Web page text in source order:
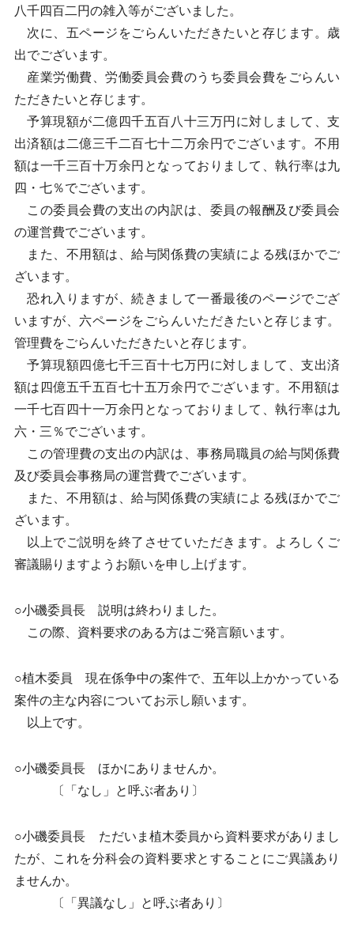
八千四百二円の雑入等がございました。
次に、五ページをごらんいただきたいと存じます。歳
出でございます。
産業労働費、労働委員会費のうち委員会費をごらんい
ただきたいと存じます。
予算現額が二億四千五百八十三万円に対しまして、支
出済額は二億三千二百七十二万余円でございます。不用
額は一千三百十万余円となっておりまして、執行率は九
四・七％でございます。
この委員会費の支出の内訳は、委員の報酬及び委員会
の運営費でございます。
また、不用額は、給与関係費の実績による残ほかでご
ざいます。
恐れ入りますが、続きまして一番最後のページでござ
いますが、六ページをごらんいただきたいと存じます。
管理費をごらんいただきたいと存じます。
予算現額四億七千三百十七万円に対しまして、支出済
額は四億五千五百七十五万余円でございます。不用額は
一千七百四十一万余円となっておりまして、執行率は九
六・三％でございます。
この管理費の支出の内訳は、事務局職員の給与関係費
及び委員会事務局の運営費でございます。
また、不用額は、給与関係費の実績による残ほかでご
ざいます。
以上でご説明を終了させていただきます。よろしくご
審議賜りますようお願いを申し上げます。
○小磯委員長 説明は終わりました。
この際、資料要求のある方はご発言願います。
○植木委員 現在係争中の案件で、五年以上かかっている
案件の主な内容についてお示し願います。
以上です。
○小磯委員長 ほかにありませんか。
〔「なし」と呼ぶ者あり〕
○小磯委員長 ただいま植木委員から資料要求がありまし
たが、これを分科会の資料要求とすることにご異議あり
ませんか。
〔「異議なし」と呼ぶ者あり〕